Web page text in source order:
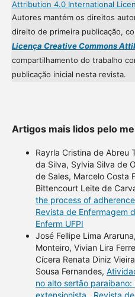
Attribution 4.0 International
Autores mantém os direitos
direito de primeira publicação,
Licença Creative Commons
compartilhamento do trabalho
publicação inicial nesta revista.
Artigos mais lidos pelo
Rayrla Cristina de Abreu
da Silva, Sylvia Silva de
de Sales, Marcelo Costa
Bittencourt Leite de
the process of
Revista de Enfermagem
Enferm UFPI
José Fellipe Lima
Monteiro, Vivian Lira
Cícera Renata Diniz
Sousa Fernandes,
no alto sertão